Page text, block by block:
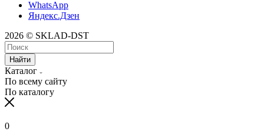
WhatsApp
Яндекс.Дзен
2026 © SKLAD-DST
Найти
Каталог
По всему сайту
По каталогу
0